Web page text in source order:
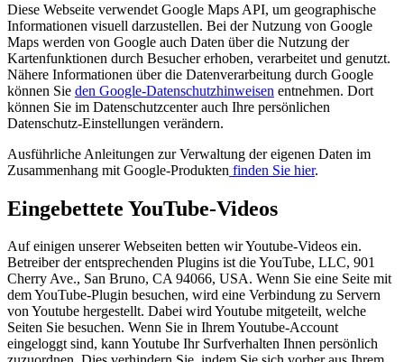
Diese Webseite verwendet Google Maps API, um geographische
Informationen visuell darzustellen. Bei der Nutzung von Google
Maps werden von Google auch Daten über die Nutzung der
Kartenfunktionen durch Besucher erhoben, verarbeitet und genutzt.
Nähere Informationen über die Datenverarbeitung durch Google
können Sie den Google-Datenschutzhinweisen entnehmen. Dort
können Sie im Datenschutzcenter auch Ihre persönlichen
Datenschutz-Einstellungen verändern.
Ausführliche Anleitungen zur Verwaltung der eigenen Daten im
Zusammenhang mit Google-Produkten finden Sie hier.
Eingebettete YouTube-Videos
Auf einigen unserer Webseiten betten wir Youtube-Videos ein.
Betreiber der entsprechenden Plugins ist die YouTube, LLC, 901
Cherry Ave., San Bruno, CA 94066, USA. Wenn Sie eine Seite mit
dem YouTube-Plugin besuchen, wird eine Verbindung zu Servern
von Youtube hergestellt. Dabei wird Youtube mitgeteilt, welche
Seiten Sie besuchen. Wenn Sie in Ihrem Youtube-Account
eingeloggt sind, kann Youtube Ihr Surfverhalten Ihnen persönlich